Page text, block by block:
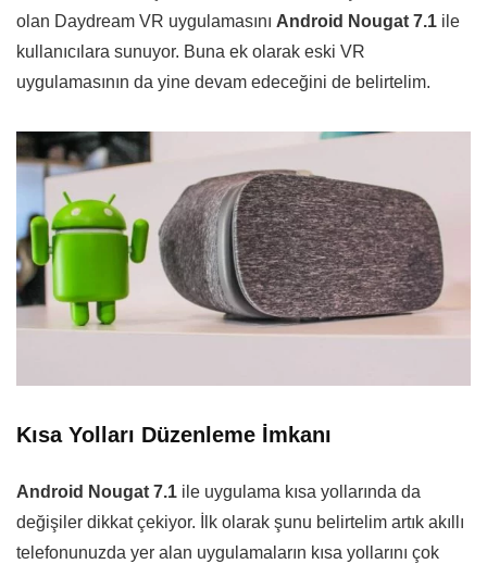
olan Daydream VR uygulamasını Android Nougat 7.1 ile
kullanıcılara sunuyor. Buna ek olarak eski VR
uygulamasının da yine devam edeceğini de belirtelim.
Kısa Yolları Düzenleme İmkanı
Android Nougat 7.1 ile uygulama kısa yollarında da
değişiler dikkat çekiyor. İlk olarak şunu belirtelim artık akıllı
telefonunuzda yer alan uygulamaların kısa yollarını çok